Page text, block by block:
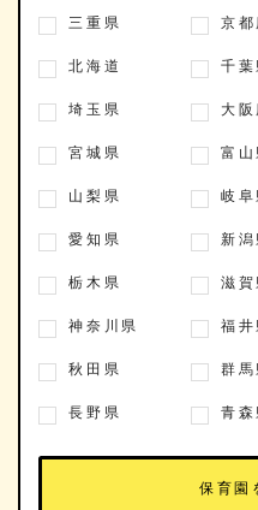
三重県 京都
北海道 千葉
埼玉県 大阪
宮城県 富山
山梨県 岐阜
愛知県 新潟
栃木県 滋賀
神奈川県 福井
秋田県 群馬
長野県 青森